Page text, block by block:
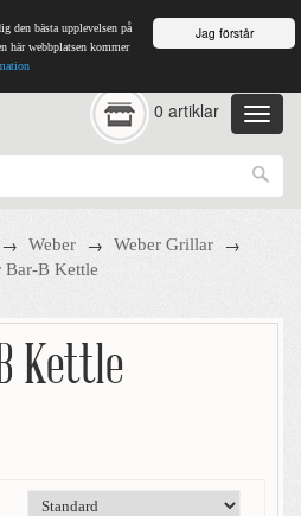
Jag förstår
den bästa upplevelsen på
här webbplatsen kommer
0 artiklar
→ Weber → Weber Grillar →
Bar-B Kettle
Kettle